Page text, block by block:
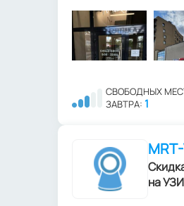
СВОБОДНЫХ
ЗАВТРА: 1
на